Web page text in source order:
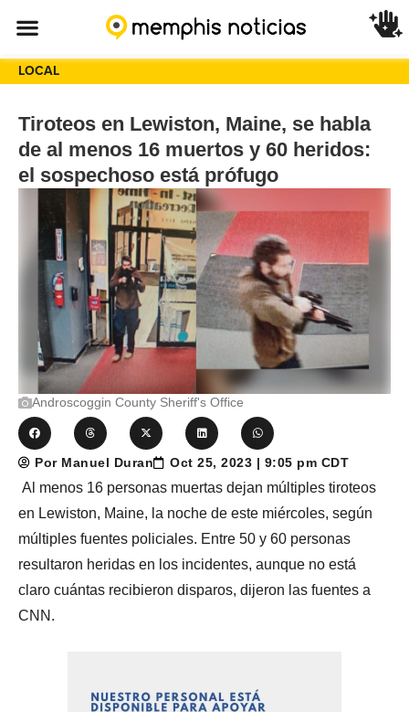
LOCAL
Tiroteos en Lewiston, Maine, se habla
de al menos 16 muertos y 60 heridos:
el sospechoso está prófugo
Androscoggin County Sheriff's Office
Por Manuel Duran Oct 25, 2023 | 9:05 pm CDT
Al menos 16 personas muertas dejan múltiples tiroteos
en Lewiston, Maine, la noche de este miércoles, según
múltiples fuentes policiales. Entre 50 y 60 personas
resultaron heridas en los incidentes, aunque no está
claro cuántas recibieron disparos, dijeron las fuentes a
CNN.